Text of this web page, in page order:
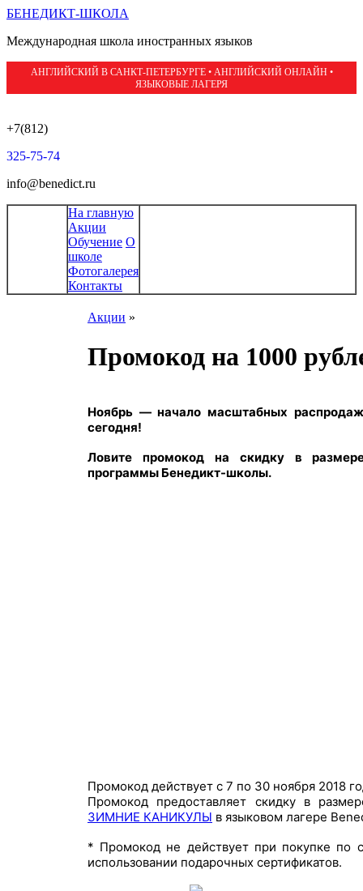
БЕНЕДИКТ-ШКОЛА
Международная школа иностранных языков
АНГЛИЙСКИЙ В САНКТ-ПЕТЕРБУРГЕ • АНГЛИЙСКИЙ ОНЛАЙН •
ЯЗЫКОВЫЕ ЛАГЕРЯ
+7(812)
325-75-74
info@benedict.ru
На главную
Акции
Обучение О
школе
Фотогалерея
Контакты
Акции »
Промокод на 1000
Ноябрь — начало масштабных
сегодня!
Ловите промокод на скидку в
программы Бенедикт-школы.
Промокод действует с 7 по 30 ноября 2018
Промокод предоставляет скидку в
ЗИМНИЕ КАНИКУЛЫ в языковом лагере
* Промокод не действует при покупке по
использовании подарочных сертификатов.